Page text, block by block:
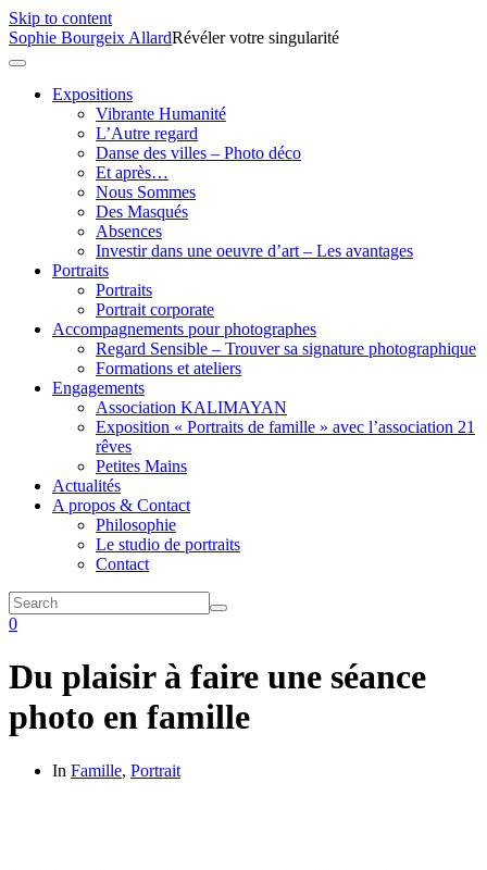
Skip to content
Sophie Bourgeix AllardRévéler votre singularité
Expositions
Vibrante Humanité
L’Autre regard
Danse des villes – Photo déco
Et après…
Nous Sommes
Des Masqués
Absences
Investir dans une oeuvre d’art – Les avantages
Portraits
Portraits
Portrait corporate
Accompagnements pour photographes
Regard Sensible – Trouver sa signature photographique
Formations et ateliers
Engagements
Association KALIMAYAN
Exposition « Portraits de famille » avec l’association 21
rêves
Petites Mains
Actualités
A propos & Contact
Philosophie
Le studio de portraits
Contact
0
Du plaisir à faire une séance
photo en famille
In Famille, Portrait